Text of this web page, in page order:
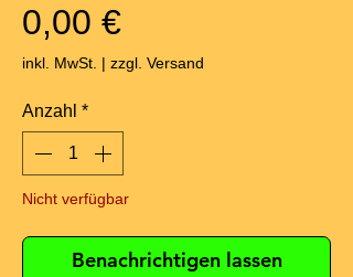
0,00 €Preis
inkl. MwSt. | zzgl. Versand
Anzahl *
Nicht verfügbar
Benachrichtigen lassen